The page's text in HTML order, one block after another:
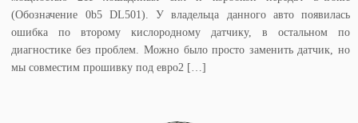
(Обозначение 0b5 DL501). У владельца данного авто появилась
ошибка по второму кислородному датчику, в остальном по
диагностике без проблем. Можно было просто заменить датчик, но
мы совместим прошивку под евро2 […]